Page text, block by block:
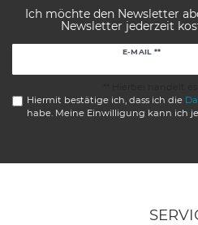
Ich möchte den Newsletter
Newsletter jederzeit
E-MAIL **
Hiermit bestätige ich, dass ich die
habe. Meine Einwilligung kann ich